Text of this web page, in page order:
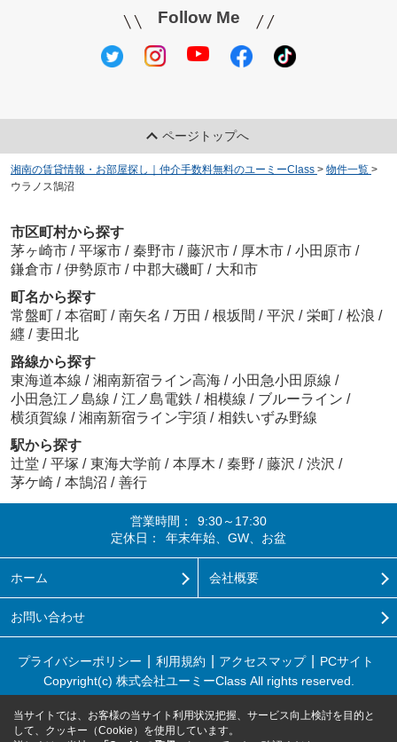
Follow Me
ページトップへ
湘南の賃貸情報・お部屋探し｜仲介手数料無料のユーミーClass > 物件一覧 >
ウラノス鵠沼
市区町村から探す
茅ヶ崎市 / 平塚市 / 秦野市 / 藤沢市 / 厚木市 / 小田原市 /
鎌倉市 / 伊勢原市 / 中郡大磯町 / 大和市
町名から探す
常盤町 / 本宿町 / 南矢名 / 万田 / 根坂間 / 平沢 / 栄町 / 松浪 /
纒 / 妻田北
路線から探す
東海道本線 / 湘南新宿ライン高海 / 小田急小田原線 /
小田急江ノ島線 / 江ノ島電鉄 / 相模線 / ブルーライン /
横須賀線 / 湘南新宿ライン宇須 / 相鉄いずみ野線
駅から探す
辻堂 / 平塚 / 東海大学前 / 本厚木 / 秦野 / 藤沢 / 渋沢 /
茅ケ崎 / 本鵠沼 / 善行
営業時間：
9:30～17:30
定休日：
年末年始、GW、お盆
ホーム 会社概要
お問い合わせ
プライバシーポリシー 利用規約 アクセスマップ
PCサイト
Copyright(c) 株式会社ユーミーClass All rights reserved.
当サイトでは、お客様の当サイト利用状況把握、サービス向上検討を目的と
して、クッキー（Cookie）を使用しています。